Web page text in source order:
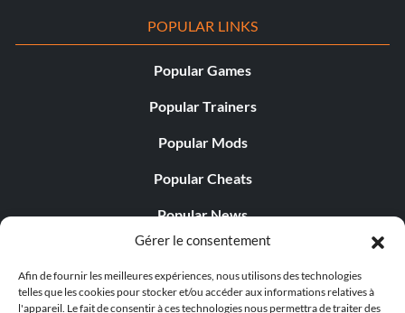
Gérer le consentement
Afin de fournir les meilleures expériences, nous utilisons des technologies
telles que les cookies pour stocker et/ou accéder aux informations relatives à
l'appareil. Le fait de consentir à ces technologies nous permettra de traiter des
POPULAR LINKS
Popular Games
Popular Trainers
Popular Mods
Popular Cheats
Popular News
Popular Editorials
Popular Free Games